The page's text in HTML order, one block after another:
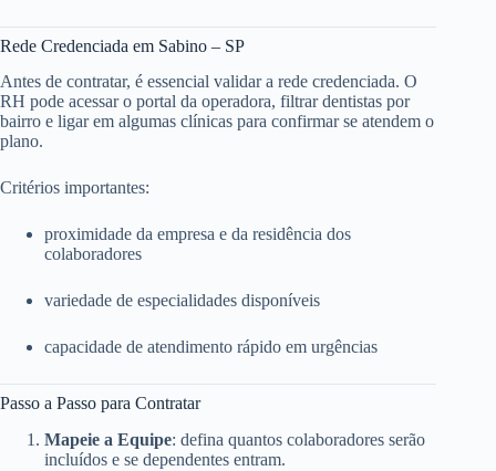
Rede Credenciada em Sabino – SP
Antes de contratar, é essencial validar a rede credenciada. O
RH pode acessar o portal da operadora, filtrar dentistas por
bairro e ligar em algumas clínicas para confirmar se atendem o
plano.
Critérios importantes:
proximidade da empresa e da residência dos
colaboradores
variedade de especialidades disponíveis
capacidade de atendimento rápido em urgências
Passo a Passo para Contratar
Mapeie a Equipe: defina quantos colaboradores serão
incluídos e se dependentes entram.